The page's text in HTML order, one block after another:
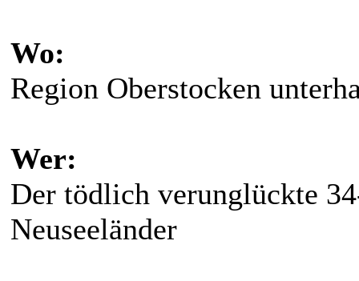
Wo:
Region Oberstocken
Wer:
Der tödlich verunglückte
Neuseeländer